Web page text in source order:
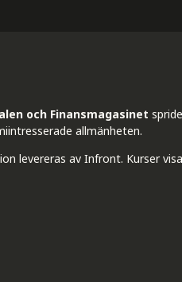
och Finansmagasinet
allmänheten.
levereras av Infront. Kurser